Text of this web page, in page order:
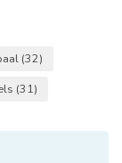
(32)
(31)